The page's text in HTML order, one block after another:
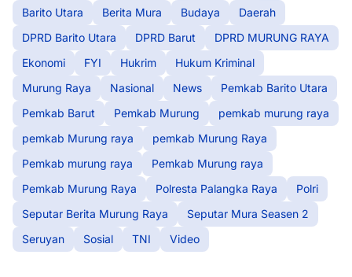
Barito Utara
Berita Mura Budaya
Daerah
DPRD Barito Utara
DPRD Barut
DPRD MURUNG RAYA
Ekonomi
FYI Hukrim
Hukum Kriminal
Murung Raya
Nasional News
Pemkab Barito Utara
Pemkab Barut
Pemkab Murung
pemkab murung raya
pemkab Murung raya
pemkab Murung Raya
Pemkab murung raya
Pemkab Murung raya
Pemkab Murung Raya
Polresta Palangka Raya
Polri
Seputar Berita Murung Raya
Seputar Mura Seasen 2
Seruyan
Sosial TNI Video